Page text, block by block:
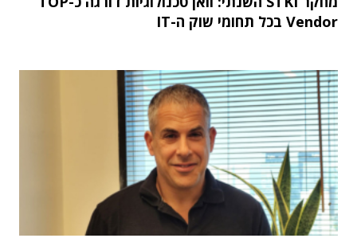
Vendor בכל תחומי שוק ה-IT